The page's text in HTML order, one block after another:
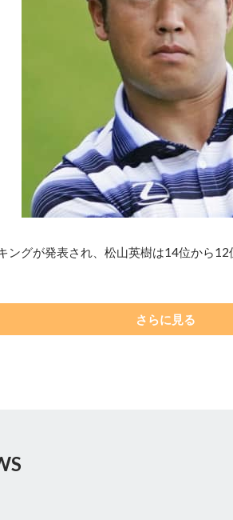
ングが発表され、松山英樹は14位から
さらに見る